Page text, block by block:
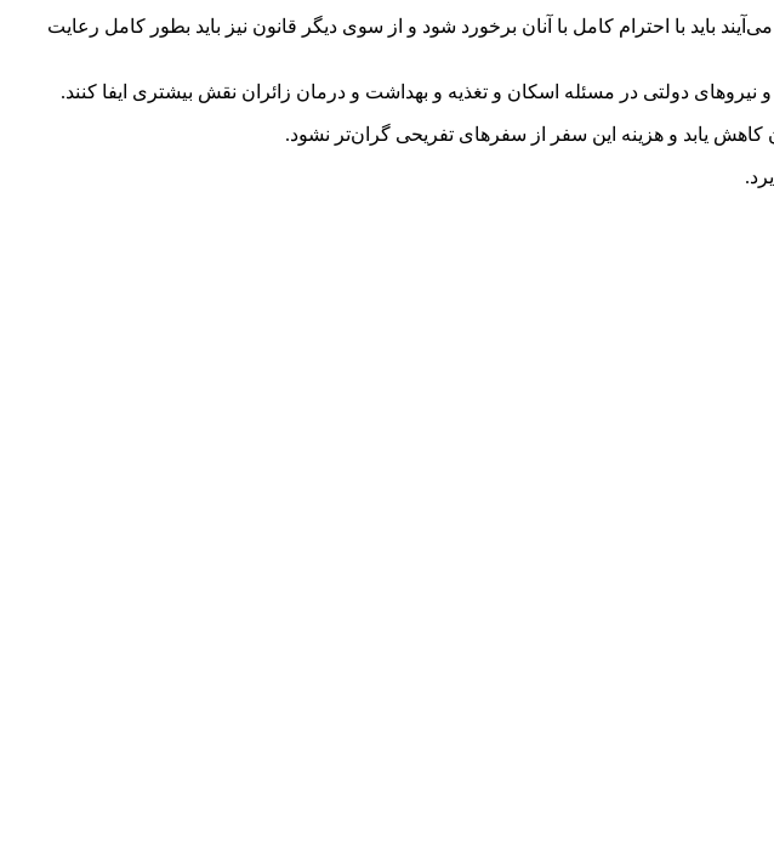
باید با احترام کامل با آنان برخورد شود و از سوی دیگر قانون نیز باید بطور کامل رعایت
دولتی در مسئله اسکان و تغذیه و بهداشت و درمان زائران نقش بیشتری ایفا کنند.
کاهش یابد و هزینه این سفر از سفرهای تفریحی گران‌تر نشود.